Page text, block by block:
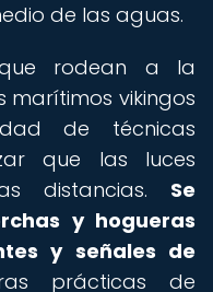
de las aguas.
que rodean a la
marítimos vikingos
de técnicas
que las luces
distancias. Se
y hogueras
y señales de
prácticas de